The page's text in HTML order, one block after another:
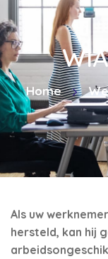
Home
Als uw
hersteld, kan hij